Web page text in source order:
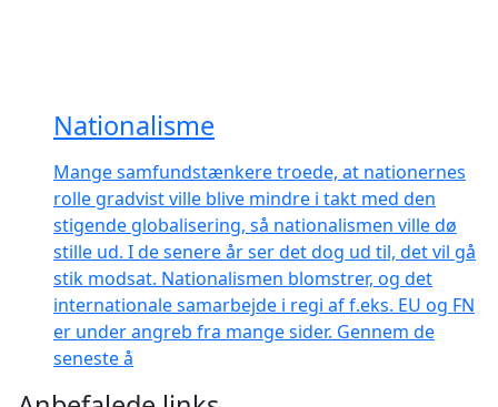
Nationalisme
Mange samfundstænkere troede, at nationernes
rolle gradvist ville blive mindre i takt med den
stigende globalisering, så nationalismen ville dø
stille ud. I de senere år ser det dog ud til, det vil gå
stik modsat. Nationalismen blomstrer, og det
internationale samarbejde i regi af f.eks. EU og FN
er under angreb fra mange sider. Gennem de
seneste å